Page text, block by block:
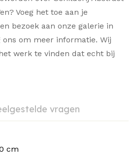
Voeg het toe aan je
bezoek aan onze galerie in
om meer informatie. Wij
werk te vinden dat echt bij
vragen
cm